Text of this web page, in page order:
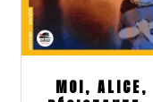
MOI, ALICE,